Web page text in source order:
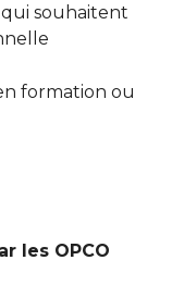
qui souhaitent
formation ou
les OPCO